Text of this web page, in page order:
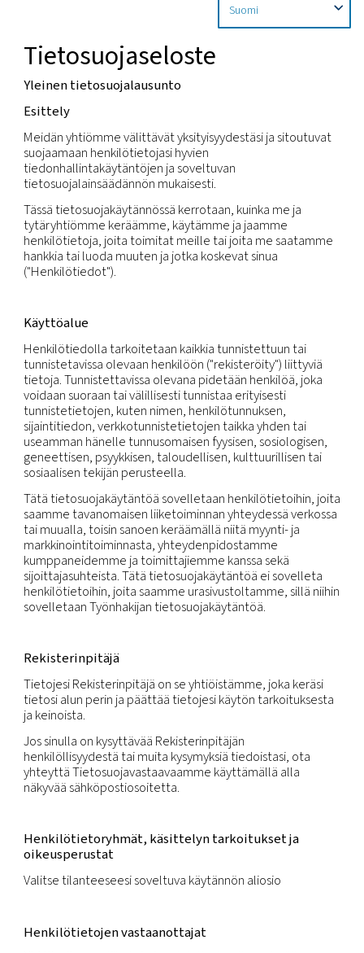
Update
Tietosuojaseloste
Yleinen tietosuojalausunto
Esittely
tiedonhallintakäytäntöjen ja soveltuvan
tietosuojalainsäädännön mukaisesti.
Tässä tietosuojakäytännössä kerrotaan, kuinka
tytäryhtiömme keräämme, käytämme ja jaamme
henkilötietoja, joita toimitat meille tai joita me
hankkia tai luoda muuten ja jotka koskevat sinua
("Henkilötiedot").
Käyttöalue
Henkilötiedolla tarkoitetaan kaikkia
tunnistetavissa olevaan henkilöön ("rekisteröity")
tietoja. Tunnistettavissa olevana pidetään
voidaan suoraan tai välillisesti tunnistaa erityisesti
sijaintitiedon, verkkotunnistetietojen taikka
useamman hänelle tunnusomaisen fyysisen,
geneettisen, psyykkisen, taloudellisen,
sosiaalisen tekijän perusteella.
Tätä tietosuojakäytäntöä sovelletaan
saamme tavanomaisen liiketoiminnan yhteydessä
tai muualla, toisin sanoen keräämällä niitä myynti-
markkinointitoiminnasta, yhteydenpidostamme
sijoittajasuhteista. Tätä tietosuojakäytäntöä ei
henkilötietoihin, joita saamme urasivustoltamme,
sovelletaan Työnhakijan tietosuojakäytäntöä.
Rekisterinpitäjä